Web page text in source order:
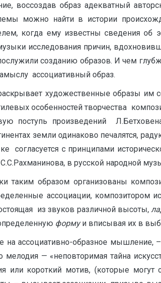
воссоздав образ адекватный
можно найти в истории
когда ему известны сведения
исследования причин,
созданию образов. И чем
ассоциативный образ.
художественные образы им
особенностей творчества
поступь произведений
земли одинаково печалятся,
с принципами
в русской народной
образом организованы
ассоциации, композитором
из звуков различной высоты,
формуи вписывая их в
ассоциативно-образное мышление,
— «неповторимая тайна
или короткий мотив, (которые